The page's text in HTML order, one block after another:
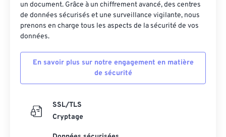
un document. Grâce à un chiffrement avancé, des centres
de données sécurisés et une surveillance vigilante, nous
prenons en charge tous les aspects de la sécurité de vos
données.
En savoir plus sur notre engagement en matière
de sécurité
SSL/TLS
Cryptage